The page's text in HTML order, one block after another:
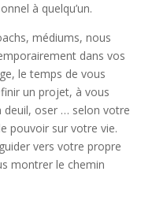
à quelqu’un.
médiums, nous
dans vos
le temps de vous
un projet, à vous
oser … selon votre
pouvoir sur votre vie.
vers votre propre
montrer le chemin